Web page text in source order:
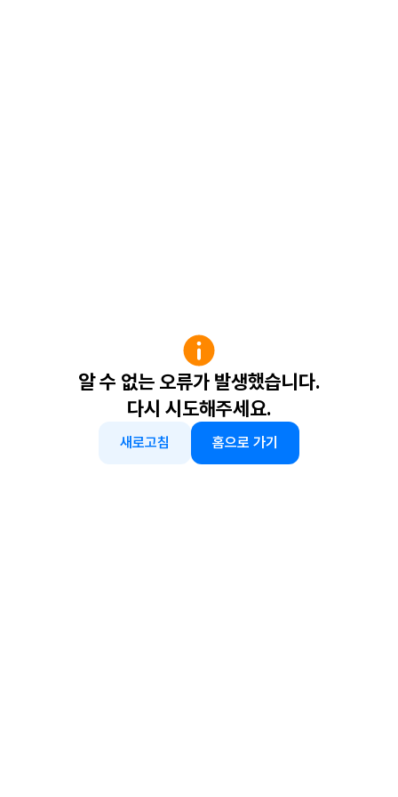
알 수 없는 오류가 발생했습니다.
다시 시도해주세요.
새로고침 홈으로 가기